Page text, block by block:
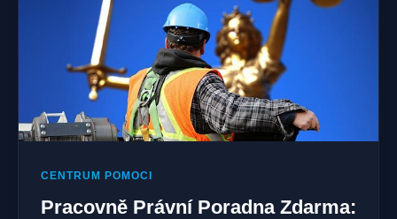
CENTRUM POMOCI
Pracovně Právní Poradna Zdarma: